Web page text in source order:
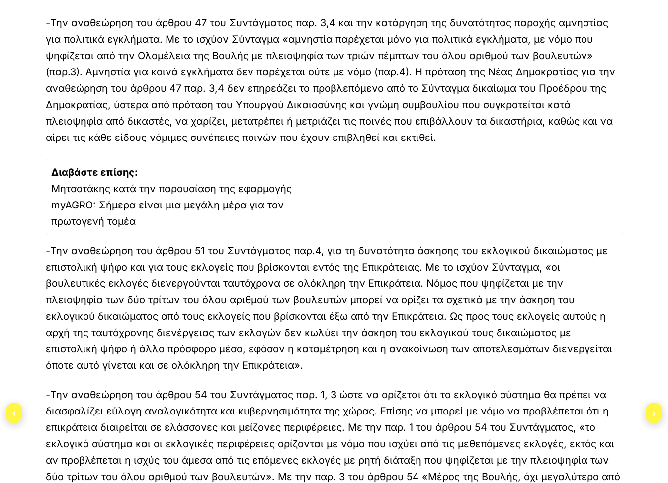
-Την αναθεώρηση του άρθρου 47 του Συντάγματος παρ. 3,4 και την κατάργηση της δυνατότητας παροχής αμνηστίας
για πολιτικά εγκλήματα. Με το ισχύον Σύνταγμα «αμνηστία παρέχεται μόνο για πολιτικά εγκλήματα, με νόμο που
ψηφίζεται από την Oλομέλεια της Bουλής με πλειοψηφία των τριών πέμπτων του όλου αριθμού των βουλευτών»
(παρ.3). Aμνηστία για κοινά εγκλήματα δεν παρέχεται ούτε με νόμο (παρ.4). Η πρόταση της Νέας Δημοκρατίας για την
αναθεώρηση του άρθρου 47 παρ. 3,4 δεν επηρεάζει το προβλεπόμενο από το Σύνταγμα δικαίωμα του Προέδρου της
Δημοκρατίας, ύστερα από πρόταση του Yπουργού Δικαιοσύνης και γνώμη συμβουλίου που συγκροτείται κατά
πλειοψηφία από δικαστές, να χαρίζει, μετατρέπει ή μετριάζει τις ποινές που επιβάλλουν τα δικαστήρια, καθώς και να
αίρει τις κάθε είδους νόμιμες συνέπειες ποινών που έχουν επιβληθεί και εκτιθεί.
Διαβάστε επίσης:
Μητσοτάκης κατά την παρουσίαση της εφαρμογής
myAGRO: Σήμερα είναι μια μεγάλη μέρα για τον
πρωτογενή τομέα
-Την αναθεώρηση του άρθρου 51 του Συντάγματος παρ.4, για τη δυνατότητα άσκησης του εκλογικού δικαιώματος με
επιστολική ψήφο και για τους εκλογείς που βρίσκονται εντός της Επικράτειας. Με το ισχύον Σύνταγμα, «οι
βουλευτικές εκλογές διενεργούνται ταυτόχρονα σε ολόκληρη την Επικράτεια. Νόμος που ψηφίζεται με την
πλειοψηφία των δύο τρίτων του όλου αριθμού των βουλευτών μπορεί να ορίζει τα σχετικά με την άσκηση του
εκλογικού δικαιώματος από τους εκλογείς που βρίσκονται έξω από την Επικράτεια. Ως προς τους εκλογείς αυτούς η
αρχή της ταυτόχρονης διενέργειας των εκλογών δεν κωλύει την άσκηση του εκλογικού τους δικαιώματος με
επιστολική ψήφο ή άλλο πρόσφορο μέσο, εφόσον η καταμέτρηση και η ανακοίνωση των αποτελεσμάτων διενεργείται
όποτε αυτό γίνεται και σε ολόκληρη την Επικράτεια».
-Την αναθεώρηση του άρθρου 54 του Συντάγματος παρ. 1, 3 ώστε να ορίζεται ότι το εκλογικό σύστημα θα πρέπει να
διασφαλίζει εύλογη αναλογικότητα και κυβερνησιμότητα της χώρας. Επίσης να μπορεί με νόμο να προβλέπεται ότι η
επικράτεια διαιρείται σε ελάσσονες και μείζονες περιφέρειες. Με την παρ. 1 του άρθρου 54 του Συντάγματος, «το
εκλογικό σύστημα και οι εκλογικές περιφέρειες ορίζονται με νόμο που ισχύει από τις μεθεπόμενες εκλογές, εκτός και
αν προβλέπεται η ισχύς του άμεσα από τις επόμενες εκλογές με ρητή διάταξη που ψηφίζεται με την πλειοψηφία των
δύο τρίτων του όλου αριθμού των βουλευτών». Με την παρ. 3 του άρθρου 54 «Mέρος της Bουλής, όχι μεγαλύτερο από
‹ ›